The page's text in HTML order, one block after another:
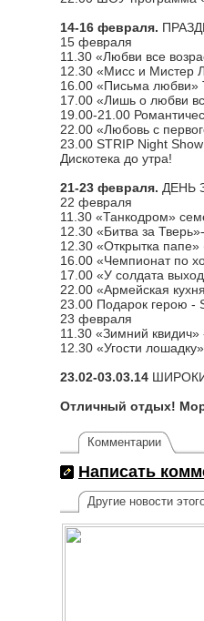
14-16 февраля.
15 февраля
11.30 «Любви все
12.30 «Мисс и Мистер
16.00 «Письма любви»
17.00 «Лишь о любви
19.00-21.00
22.00 «Любовь с
23.00 STRIP Night Show
Дискотека до утра!
21-23 февраля. ДЕНЬ
22 февраля
11.30 «Танкодром»
12.30 «Битва за
12.30 «Открытка папе»
16.00 «Чемпионат по
17.00 «У солдата
22.00 «Армейская
23.00 Подарок герою -
23 февраля
11.30 «Зимний
12.30 «Угости
23.02-03.03.14
Отличный отдых!
Комментарии
Написать
Другие новости